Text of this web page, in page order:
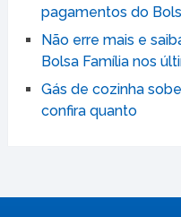
pagamentos do
Não erre mais e
Bolsa Família nos
Gás de cozinha
confira quanto